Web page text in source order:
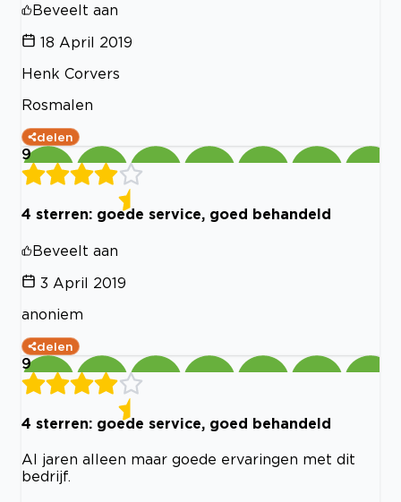
Beveelt aan
18 April 2019
Henk Corvers
Rosmalen
delen
9
4 sterren: goede service, goed behandeld
Beveelt aan
3 April 2019
anoniem
delen
9
4 sterren: goede service, goed behandeld
Al jaren alleen maar goede ervaringen met dit
bedrijf.